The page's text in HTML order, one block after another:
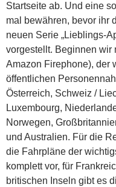
Startseite ab. Und eine
mal bewähren, bevor ihr
neuen Serie „Lieblings-
vorgestellt. Beginnen wir
Amazon Firephone), der
öffentlichen
Österreich, Schweiz /
Luxembourg,
Norwegen,
und Australien. Für die
die Fahrpläne der
komplett vor, für
britischen Inseln gibt es